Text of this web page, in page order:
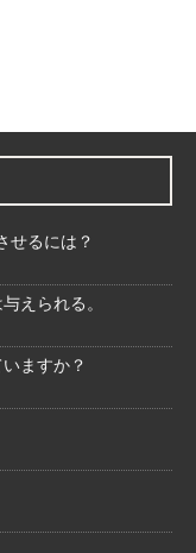
せるには？
えられる。
ますか？